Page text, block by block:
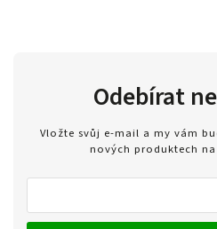
Odebírat
Vložte svůj e-mail a my vám
nových produktech